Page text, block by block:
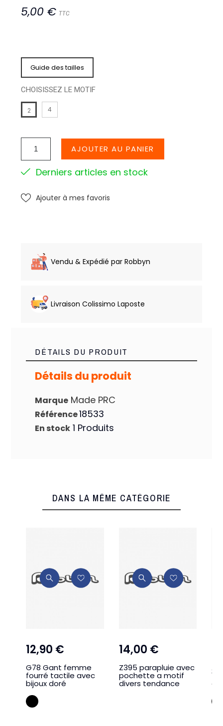
5,00 € TTC
Guide des tailles
CHOISISSEZ LE MOTIF
2 4
AJOUTER AU PANIER
Derniers articles en stock
Ajouter à mes favoris
Vendu & Expédié par Robbyn
Livraison Colissimo Laposte
DÉTAILS DU PRODUIT
Détails du produit
Marque Made PRC
Référence18533
En stock 1 Produits
DANS LA MÊME CATÉGORIE
12,90 €
G78 Gant femme
fourré tactile avec
bijoux doré
NOIR
14,00 €
Z395 parapluie avec
pochette a motif
divers tendance
"
de